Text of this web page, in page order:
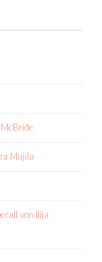
Mujila
von Ilija